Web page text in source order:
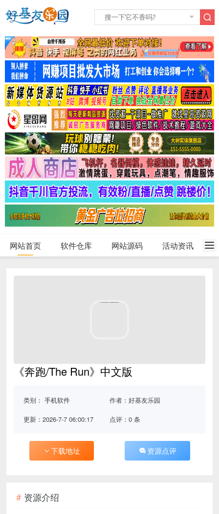
网站首页 软件仓库 网站源码 活动资讯
《奔跑/The Run》中文版
类别：手机软件 作者：好基友乐园
更新：2026-7-7 06:00:17 点评：0 条
下载地址 资源点评
资源介绍